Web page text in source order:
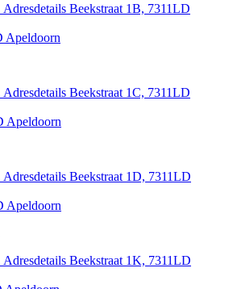
Adresdetails Beekstraat 1B, 7311LD
Apeldoorn
Adresdetails Beekstraat 1C, 7311LD
Apeldoorn
Adresdetails Beekstraat 1D, 7311LD
Apeldoorn
Adresdetails Beekstraat 1K, 7311LD